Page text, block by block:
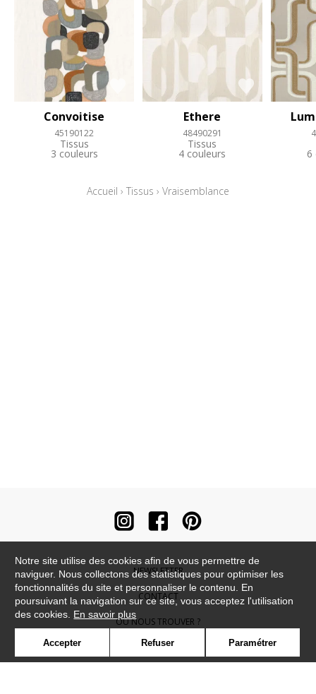
Convoitise
45190122
Tissus
3 couleurs
Ethere
48490291
Tissus
4 couleurs 6
Accueil › Tissus › Vraisemblance
NEWSLETTER
CONTACT
OÙ NOUS TROUVER ?
CONTRACT
Notre site utilise des cookies afin de vous permettre de
naviguer. Nous collectons des statistiques pour optimiser les
fonctionnalités du site et personnaliser le contenu. En
poursuivant la navigation sur ce site, vous acceptez l'utilisation
des cookies. En savoir plus
Accepter Refuser Paramétrer